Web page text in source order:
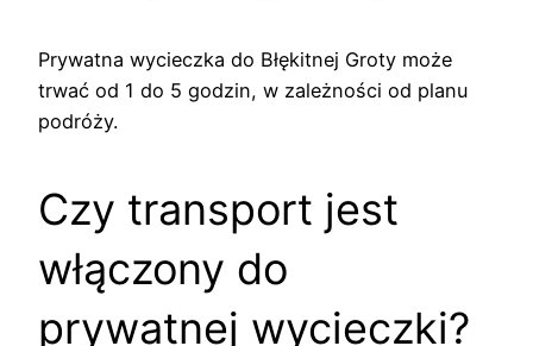
Prywatna wycieczka do Błękitnej Groty może
trwać od 1 do 5 godzin, w zależności od planu
podróży.
Czy transport jest
włączony do
prywatnej wycieczki?